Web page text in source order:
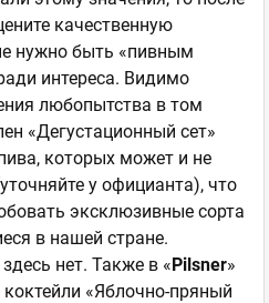
качественную
нужно быть «пивным
интереса. Видимо
любопытства в том
«Дегустационный сет»
которых может и не
у официанта), что
эксклюзивные сорта
в нашей стране.
нет. Также в «Pilsner»
«Яблочно-пряный